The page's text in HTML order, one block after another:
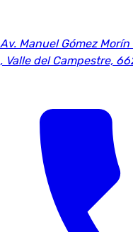
Av. Manuel Gómez
, Valle del Campestre,